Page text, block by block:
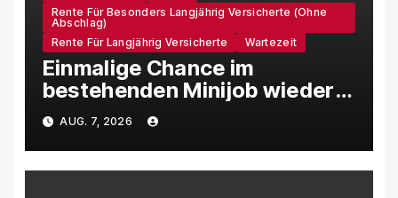
Rente Für Besonders Langjährig Versicherte (ohne
Abschlag)
Rente Für Langjährig Versicherte
Wartezeit
Einmalige Chance im
bestehenden Minijob wieder
in die Versicherungspflicht zu
kommen
AUG. 7, 2026